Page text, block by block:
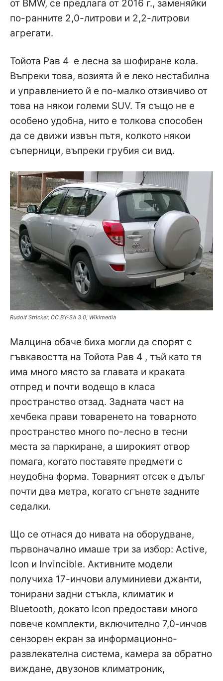
от BMW, се предлага от 2016 г., заменяйки
по-ранните 2,0-литрови и 2,2-литрови
агрегати.
Тойота Рав 4 е лесна за шофиране кола.
Въпреки това, возията й е леко нестабилна
и управлението й е по-малко отзивчиво от
това на някои големи SUV. Тя също не е
особено удобна, нито е толкова способен
да се движи извън пътя, колкото някои
съперници, въпреки грубия си вид.
Rudolf Stricker, CC BY-SA 3.0, Wikimedia
Малцина обаче биха могли да спорят с
гъвкавостта на Тойота Рав 4 , тъй като тя
има много място за главата и краката
отпред и почти водещо в класа
пространство отзад. Задната част на
хечбека прави товаренето на товарното
пространство много по-лесно в тесни
места за паркиране, а широкият отвор
помага, когато поставяте предмети с
неудобна форма. Товарният отсек е дълъг
почти два метра, когато сгънете задните
седалки.
Що се отнася до нивата на оборудване,
първоначално имаше три за избор: Active,
Icon и Invincible. Активните модели
получиха 17-инчови алуминиеви джанти,
тонирани задни стъкла, климатик и
Bluetooth, докато Icon предостави много
повече комплекти, включително 7,0-инчов
сензорен екран за информационно-
развлекателна система, камера за обратно
виждане, двузонов климатроник,